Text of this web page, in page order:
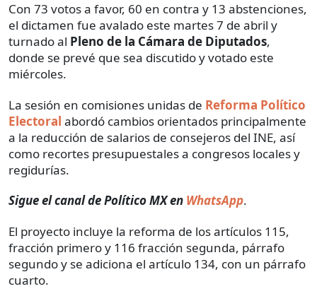
Con 73 votos a favor, 60 en contra y 13 abstenciones,
el dictamen fue avalado este martes 7 de abril y
turnado al Pleno de la Cámara de Diputados,
donde se prevé que sea discutido y votado este
miércoles.
La sesión en comisiones unidas de Reforma Político
Electoral abordó cambios orientados principalmente
a la reducción de salarios de consejeros del INE, así
como recortes presupuestales a congresos locales y
regidurías.
Sigue el canal de Político MX en WhatsApp.
El proyecto incluye la reforma de los artículos 115,
fracción primero y 116 fracción segunda, párrafo
segundo y se adiciona el artículo 134, con un párrafo
cuarto.